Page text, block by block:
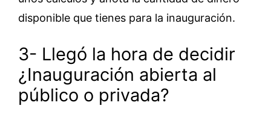
disponible que tienes para la inauguración.
3- Llegó la hora de decidir
¿Inauguración abierta al
público o privada?